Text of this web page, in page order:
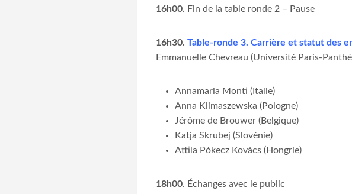
16h00. Fin de la table ronde 2 – Pause
16h30. Table-ronde 3. Carrière et statut des
Emmanuelle Chevreau (Université Paris-
Annamaria Monti (Italie)
Anna Klimaszewska (Pologne)
Jérôme de Brouwer (Belgique)
Katja Skrubej (Slovénie)
Attila Pókecz Kovács (Hongrie)
18h00. Échanges avec le public